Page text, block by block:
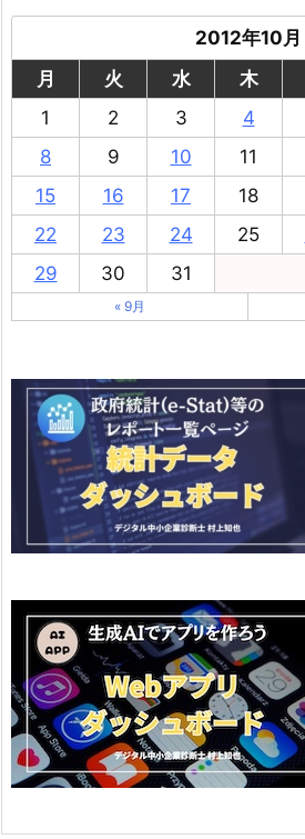
2012年10月
月
火 水 木
1
2 3 4
8
9 10 11
15
16 17 18
22
23 24 25
29
30 31
« 9月